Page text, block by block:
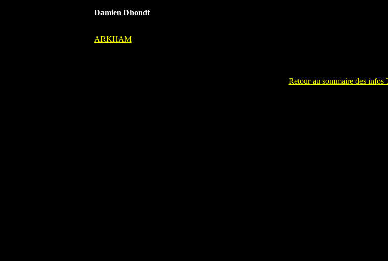
Damien Dhondt
ARKHAM
Retour au sommaire des infos